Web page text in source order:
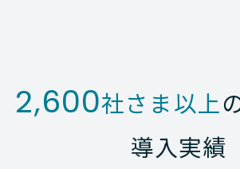
2,600社さま以上
導入実績